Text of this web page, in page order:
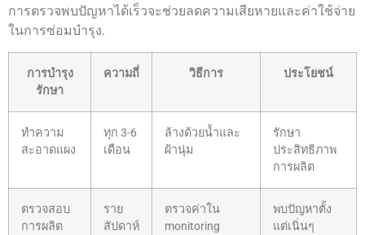
การตรวจพบปัญหาได้เร็วจะช่วยลดความเสียหายและค่าใช้จ่าย
ในการซ่อมบำรุง.
การบำรุง
รักษา
ความถี่ วิธีการ ประโยชน์
ทำความ
สะอาดแผง
ทุก 3-6
เดือน
ล้างด้วยน้ำและ
ผ้านุ่ม
รักษา
ประสิทธิภาพ
การผลิต
ตรวจสอบ
การผลิต
ราย
สัปดาห์
ตรวจค่าใน
monitoring
พบปัญหาตั้ง
แต่เนิ่นๆ